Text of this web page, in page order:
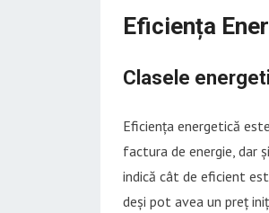
Eficiența
Clasele
Eficiența energetică
factura de energie, dar
indică cât de eficient
deși pot avea un preț